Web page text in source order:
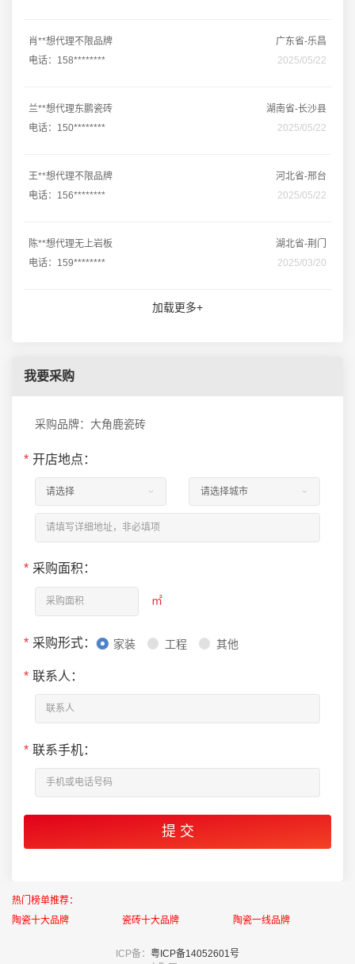
肖**想代理不限品牌
广东省-乐昌
电话：158********
2025/05/22
兰**想代理东鹏瓷砖
湖南省-长沙县
电话：150********
2025/05/22
王**想代理不限品牌
河北省-邢台
电话：156********
2025/05/22
陈**想代理无上岩板
湖北省-荆门
电话：159********
2025/03/20
加载更多+
我要采购
采购品牌：大角鹿瓷砖
* 开店地点：
* 采购面积：
㎡
* 采购形式： 家装 工程 其他
* 联系人：
* 联系手机：
热门榜单推荐：
陶瓷十大品牌
瓷砖十大品牌 陶瓷一线品牌
ICP备： 粤ICP备14052601号